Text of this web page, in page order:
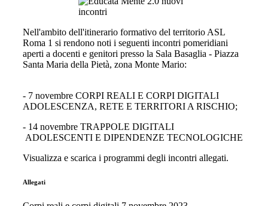
Nell'ambito dell'itinerario formativo del territorio ASL
Roma 1 si rendono noti i seguenti incontri pomeridiani
aperti a docenti e genitori presso la Sala Basaglia - Piazza
Santa Maria della Pietà, zona Monte Mario:
- 7 novembre CORPI REALI E CORPI DIGITALI
ADOLESCENZA, RETE E TERRITORI A RISCHIO;
- 14 novembre TRAPPOLE DIGITALI
ADOLESCENTI E DIPENDENZE TECNOLOGICHE
Visualizza e scarica i programmi degli incontri allegati.
Allegati